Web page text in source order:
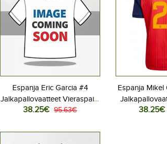
Espanja Eric Garcia #4
Jalkapallovaatteet Vieraspaita
MM-kisat 2026 Lyhythihainen
38.25€ 95.63€
Espanja Mikel
MM-kisat38.25€